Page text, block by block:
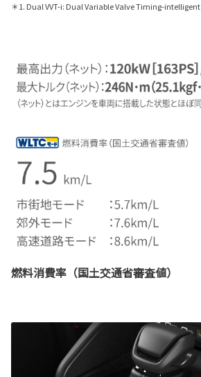
＊1. Dual VVT-i: Dual Variable Valve Timing-intelligent
燃料消費率（国土交通省審査値）